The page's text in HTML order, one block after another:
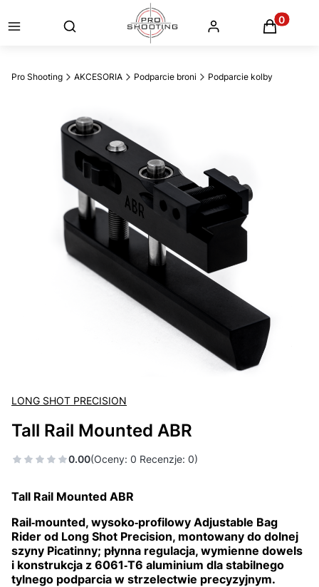
Otwórz wyszukiwarkę
Pro Shooting AKCESORIA Podparcie broni Podparcie kolby
LONG SHOT PRECISION
Tall Rail Mounted ABR
0.00(Oceny: 0 Recenzje: 0)
Tall Rail Mounted ABR
Rail‑mounted, wysoko‑profilowy Adjustable Bag
Rider od Long Shot Precision, montowany do dolnej
szyny Picatinny; płynna regulacja, wymienne dowels
i konstrukcja z 6061‑T6 aluminium dla stabilnego
tylnego podparcia w strzelectwie precyzyjnym.